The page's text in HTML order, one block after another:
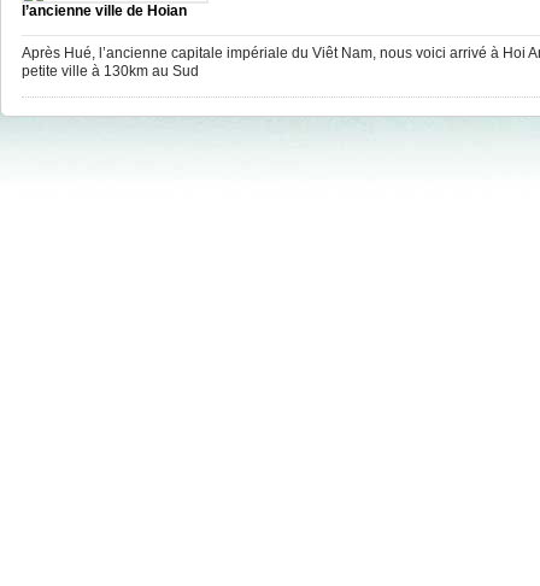
l’ancienne ville de Hoian
Après Hué, l’ancienne capitale impériale du Viêt Nam, nous voici arrivé à Hoi
petite ville à 130km au Sud